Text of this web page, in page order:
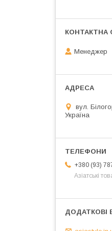
Менеджер
вул.
Україна
+380 (93)
Азіатські